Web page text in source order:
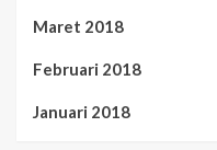
Maret 2018
Februari 2018
Januari 2018